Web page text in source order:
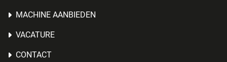
MACHINE AANBIEDEN
VACATURE
CONTACT